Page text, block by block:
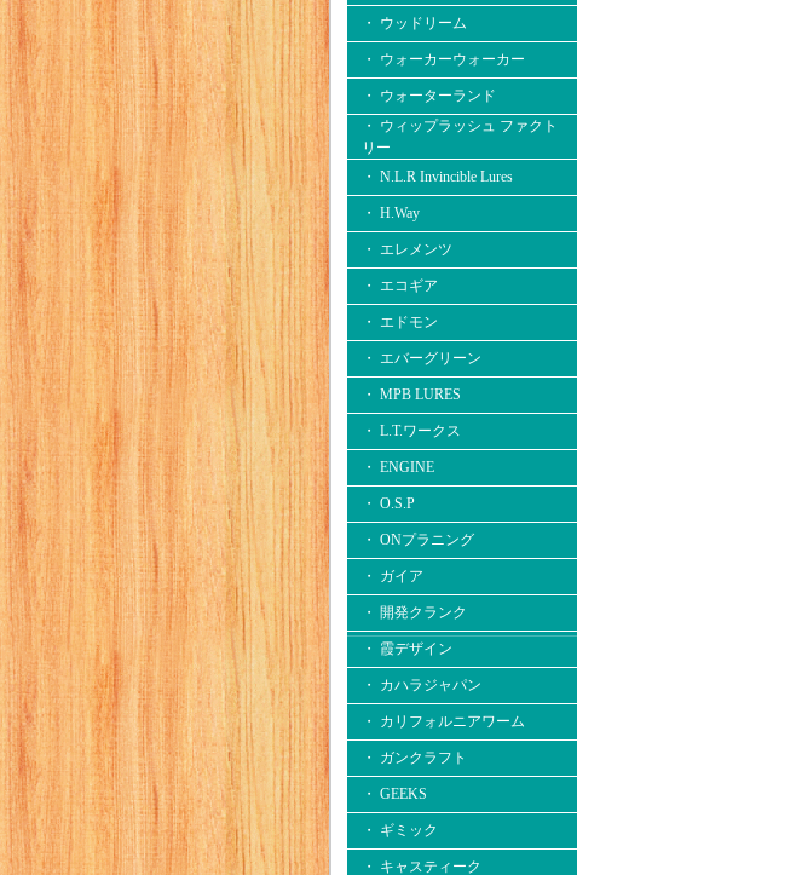
・ ウッドリーム
・ ウォーカーウォーカー
・ ウォーターランド
・ ウィップラッシュ ファクト
リー
・ N.L.R Invincible Lures
・ H.Way
・ エレメンツ
・ エコギア
・ エドモン
・ エバーグリーン
・ MPB LURES
・ L.T.ワークス
・ ENGINE
・ O.S.P
・ ONプラニング
・ ガイア
・ 開発クランク
・ 霞デザイン
・ カハラジャパン
・ カリフォルニアワーム
・ ガンクラフト
・ GEEKS
・ ギミック
・ キャスティーク